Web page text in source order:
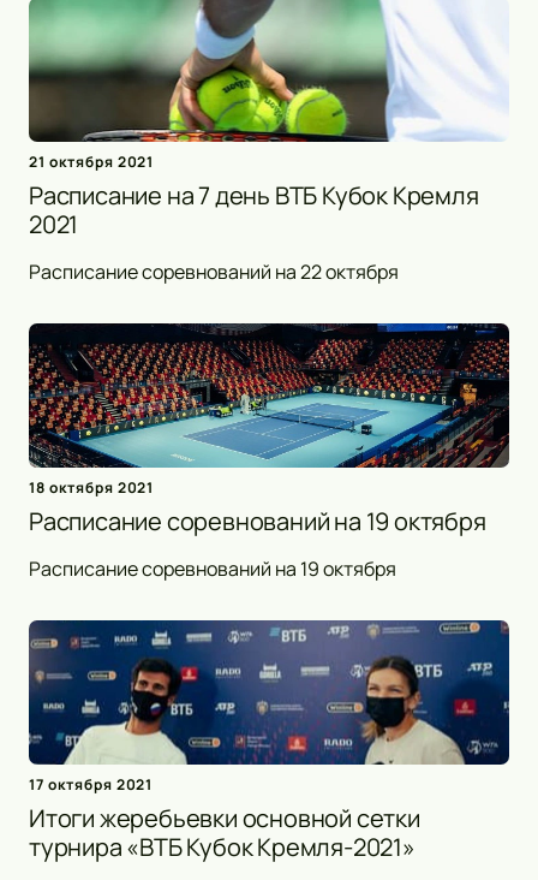
21 октября 2021
Расписание на 7 день ВТБ Кубок Кремля
2021
Расписание соревнований на 22 октября
18 октября 2021
Расписание соревнований на 19 октября
Расписание соревнований на 19 октября
17 октября 2021
Итоги жеребьевки основной сетки
турнира «ВТБ Кубок Кремля-2021»